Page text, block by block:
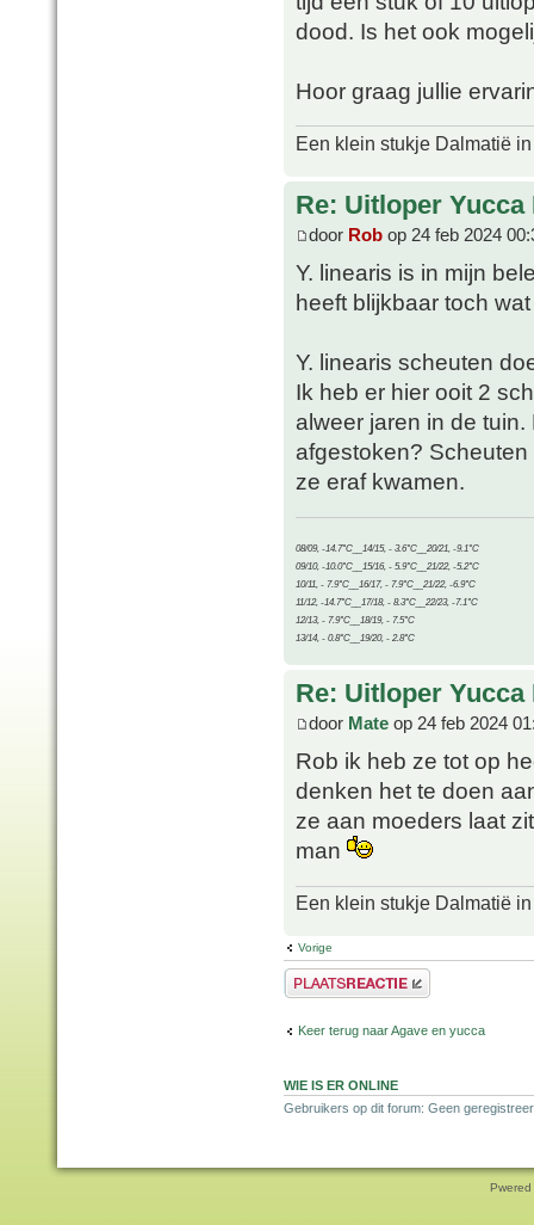
dood. Is het ook
Hoor graag jullie
Een klein stukje Dalmatië
Re: Uitloper
door Rob op 24 feb 2024
Y. linearis is in mijn
heeft blijkbaar toch
Y. linearis scheuten
Ik heb er hier ooit 2
alweer jaren in de
afgestoken?
ze eraf kwamen.
08/09, -14.7°C__14/15, - 3.6°C__20/21, -9.1°C
09/10, -10.0°C__15/16, - 5.9°C__21/22, -5.2°C
10/11, - 7.9°C__16/17, - 7.9°C__21/22, -6.9°C
11/12, -14.7°C__17/18, - 8.3°C__22/23, -7.1°C
12/13, - 7.9°C__18/19, - 7.5°C
13/14, - 0.8°C__19/20, - 2.8°C
Re: Uitloper
door Mate op 24 feb 2024
Rob ik heb ze tot op
denken het te doen
ze aan moeders laat
man
Een klein stukje Dalmatië
Vorige
Plaats een reactie
Keer terug naar Agave en yucca
WIE IS ER ONLINE
Gebruikers op dit forum: Geen